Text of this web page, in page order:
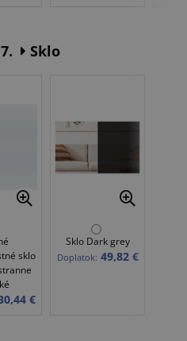
Sklo
sklo
€
Sklo Dark grey
Doplatok: 49,82 €